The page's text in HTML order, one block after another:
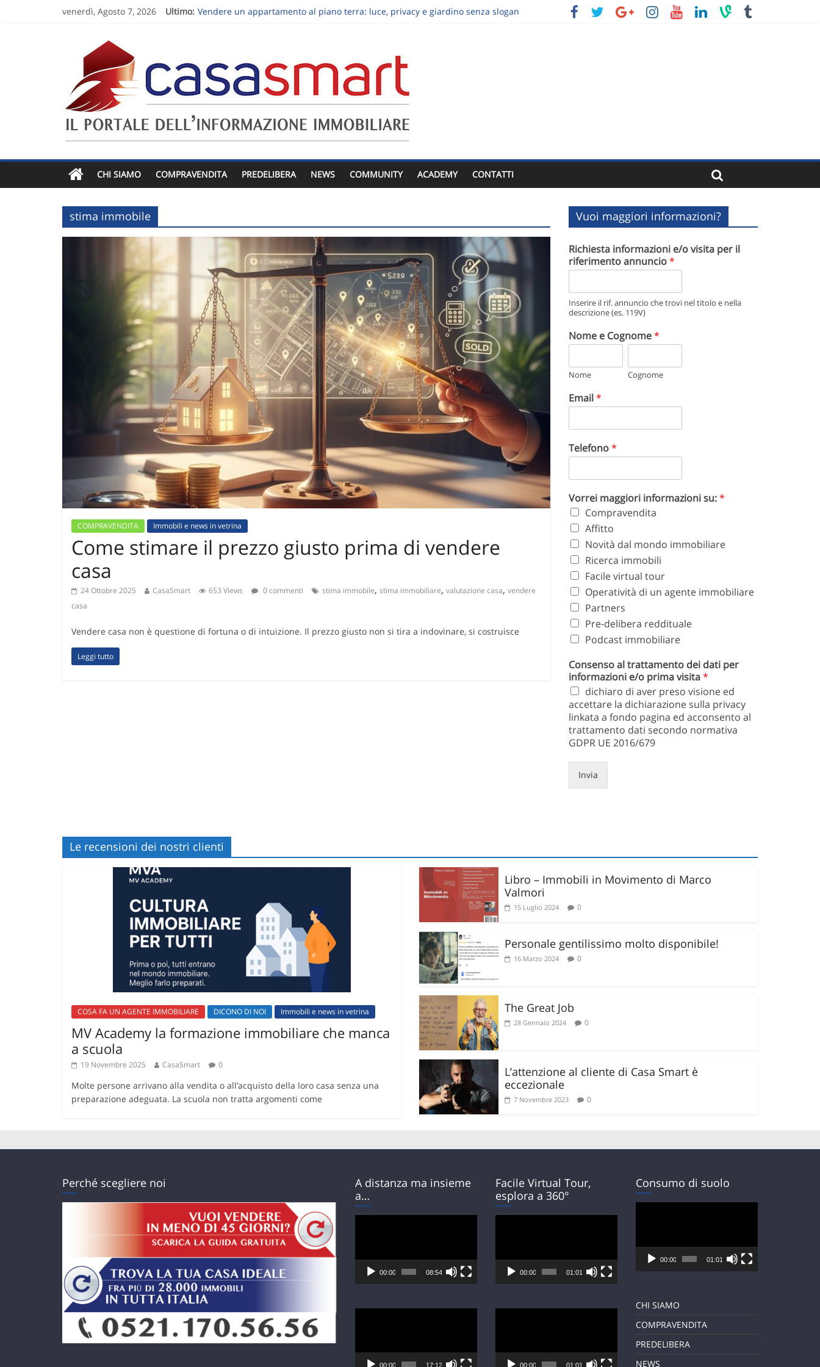
venerdì, Agosto 7, 2026 Ultimo: Vendere un appartamento al piano terra: luce, privacy e giardino senza slogan
Visita estiva di una casa: nove osservazioni sul comfort
CHI SIAMO COMPRAVENDITA PREDELIBERA NEWS COMMUNITY ACADEMY CONTATTI
stima immobile
COMPRAVENDITA Immobili e news in vetrina
Come stimare il prezzo giusto prima di vendere
casa
24 Ottobre 2025 CasaSmart 653 Views 0 commenti stima immobile, stima immobiliare, valutazione casa, vendere
casa
Vendere casa non è questione di fortuna o di intuizione. Il prezzo giusto non si tira a indovinare, si costruisce
Leggi tutto
Vuoi maggiori informazioni?
Richiesta informazioni e/o visita per il
riferimento annuncio*
Inserire il rif. annuncio che trovi nel titolo e nella
descrizione (es. 119V)
Nome e Cognome*
Nome Cognome
Email*
Telefono*
Vorrei maggiori informazioni su:*
Compravendita
Affitto
Novità dal mondo immobiliare
Ricerca immobili
Facile virtual tour
Operatività di un agente immobiliare
Partners
Pre-delibera reddituale
Podcast immobiliare
Consenso al trattamento dei dati per
informazioni e/o prima visita*
dichiaro di aver preso visione ed
accettare la dichiarazione sulla privacy
linkata a fondo pagina ed acconsento al
trattamento dati secondo normativa
GDPR UE 2016/679
Invia
Le recensioni dei nostri clienti
COSA FA UN AGENTE IMMOBILIARE DICONO DI NOI Immobili e news in vetrina
MV Academy la formazione immobiliare che manca
a scuola
19 Novembre 2025 CasaSmart 0
Molte persone arrivano alla vendita o all’acquisto della loro casa senza una
preparazione adeguata. La scuola non tratta argomenti come
Libro – Immobili in Movimento di Marco
Valmori
15 Luglio 2024 0
Personale gentilissimo molto disponibile!
16 Marzo 2024 0
The Great Job
28 Gennaio 2024 0
L’attenzione al cliente di Casa Smart è
eccezionale
7 Novembre 2023 0
Perché scegliere noi
A distanza ma insieme
a…
00:00 08:54
00:00 17:12
Facile Virtual Tour,
esplora a 360°
00:00 01:01
00:00 01:01
Consumo di suolo
00:00 01:01
CHI SIAMO
COMPRAVENDITA
PREDELIBERA
NEWS